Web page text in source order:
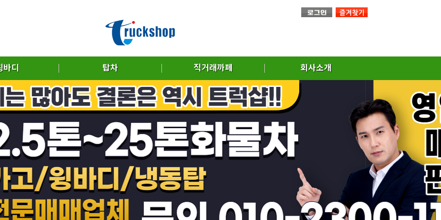
바디 탑차 직거래까페 회사소개